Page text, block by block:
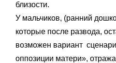
близости.
У мальчиков, (ранний
которые после развода,
возможен вариант
оппозиции матери»,